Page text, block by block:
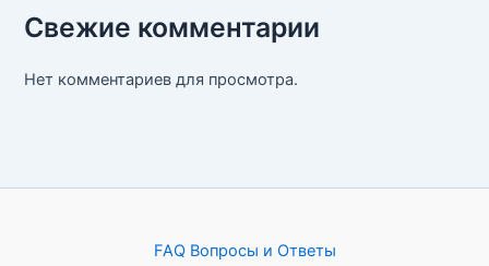
Свежие комментарии
Нет комментариев для просмотра.
FAQ Вопросы и Ответы